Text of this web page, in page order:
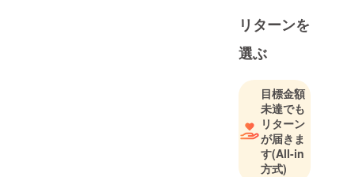
リターンを
選ぶ
目標金額
未達でも
リターン
が届きま
す(All-in
方式)